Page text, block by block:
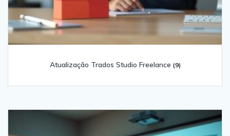
Atualização Trados Studio Freelance (9)